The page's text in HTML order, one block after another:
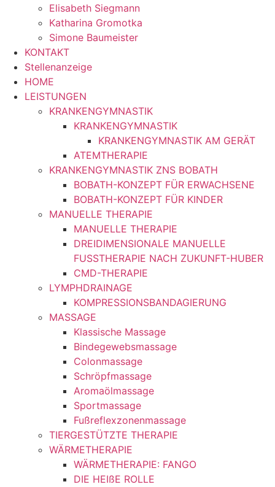
Elisabeth Siegmann
Katharina Gromotka
Simone Baumeister
KONTAKT
Stellenanzeige
HOME
LEISTUNGEN
KRANKENGYMNASTIK
KRANKENGYMNASTIK
KRANKENGYMNASTIK AM GERÄT
ATEMTHERAPIE
KRANKENGYMNASTIK ZNS BOBATH
BOBATH-KONZEPT FÜR ERWACHSENE
BOBATH-KONZEPT FÜR KINDER
MANUELLE THERAPIE
MANUELLE THERAPIE
DREIDIMENSIONALE MANUELLE
FUSSTHERAPIE NACH ZUKUNFT-HUBER
CMD-THERAPIE
LYMPHDRAINAGE
KOMPRESSIONSBANDAGIERUNG
MASSAGE
Klassische Massage
Bindegewebsmassage
Colonmassage
Schröpfmassage
Aromaölmassage
Sportmassage
Fußreflexzonenmassage
TIERGESTÜTZTE THERAPIE
WÄRMETHERAPIE
WÄRMETHERAPIE: FANGO
DIE HEIßE ROLLE